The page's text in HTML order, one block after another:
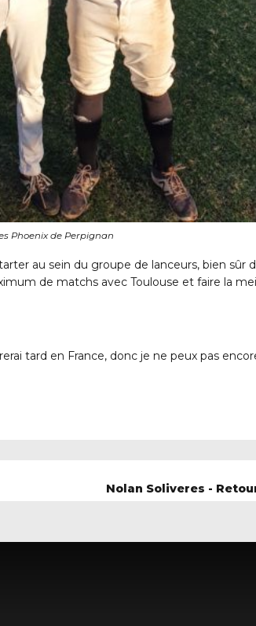
Phoenix de Perpignan
au sein du groupe de lanceurs, bien sûr
de matchs avec Toulouse et faire la
tard en France, donc je ne peux pas
Nolan Soliveres -